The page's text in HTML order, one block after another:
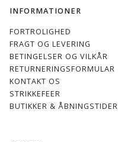
INFORMATIONER
FORTROLIGHED
FRAGT OG LEVERING
BETINGELSER OG VILKÅR
RETURNERINGSFORMULAR
KONTAKT OS
STRIKKEFEER
BUTIKKER & ÅBNINGSTIDER